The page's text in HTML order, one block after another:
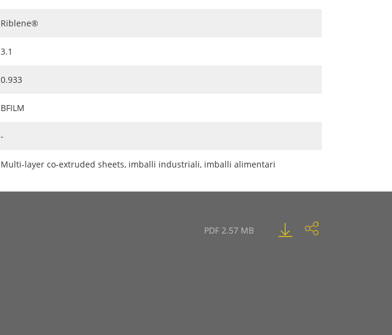
Riblene®
3.1
0.933
BFILM
-
Multi-layer co-extruded sheets, imballi industriali, imballi alimentari
PDF 2.57 MB